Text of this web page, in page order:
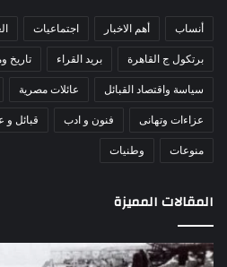
أنساب أهم الاخبار اجتماعيات
برتكول ج القاهرة بريد القراء تاريخ
سياسة واقتصاد القبائل عائلات مصرية
عزاءات وتهانى فنون و ادب قبائل و
منوعات وطنيات
المقالات المميزة
مذبحة